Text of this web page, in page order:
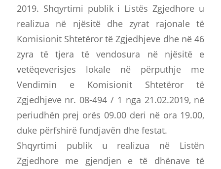
2019. Shqyrtimi publik i Listës Zgjedhore u
realizua në njësitë dhe zyrat rajonale të
Komisionit Shtetëror të Zgjedhjeve dhe në 46
zyra të tjera të vendosura në njësitë e
vetëqeverisjes lokale në përputhje me
Vendimin e Komisionit Shtetëror të
Zgjedhjeve nr. 08-494 / 1 nga 21.02.2019, në
periudhën prej orës 09.00 deri në ora 19.00,
duke përfshirë fundjavën dhe festat.
Shqyrtimi publik u realizua në Listën
Zgjedhore me gjendjen e të dhënave të